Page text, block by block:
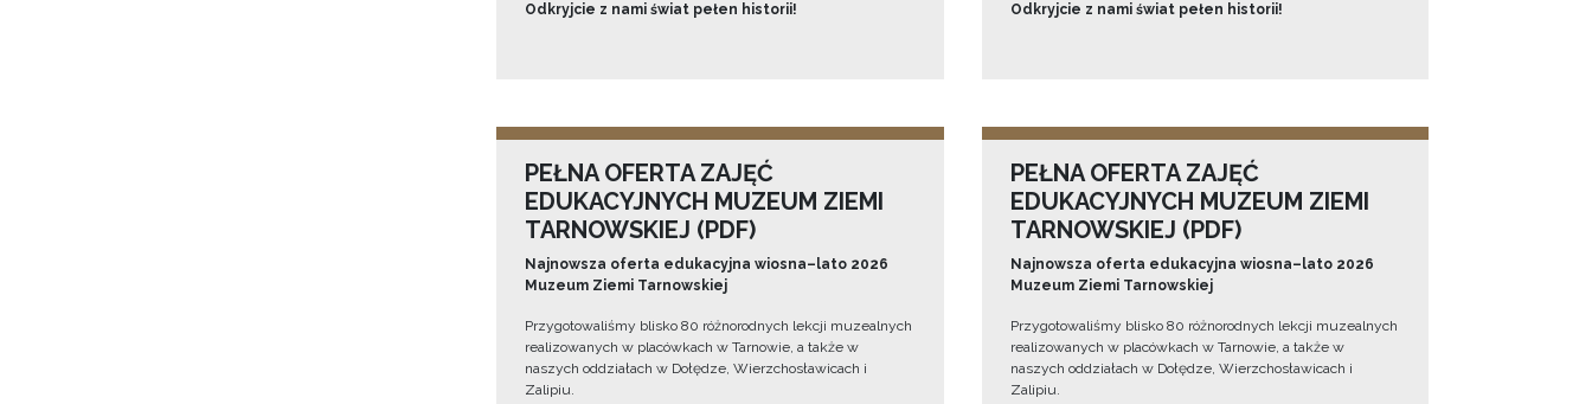
Odkryjcie z nami świat pełen historii! Odkryjcie z nami świat pełen historii!
PEŁNA OFERTA ZAJĘĆ
EDUKACYJNYCH MUZEUM ZIEMI
TARNOWSKIEJ (PDF)
Najnowsza oferta edukacyjna wiosna–lato 2026
Muzeum Ziemi Tarnowskiej
Przygotowaliśmy blisko 80 różnorodnych lekcji muzealnych
realizowanych w placówkach w Tarnowie, a także w
naszych oddziałach w Dołędze, Wierzchosławicach i
Zalipiu.
PEŁNA OFERTA ZAJĘĆ
EDUKACYJNYCH MUZEUM ZIEMI
TARNOWSKIEJ (PDF)
Najnowsza oferta edukacyjna wiosna–lato 2026
Muzeum Ziemi Tarnowskiej
Przygotowaliśmy blisko 80 różnorodnych lekcji muzealnych
realizowanych w placówkach w Tarnowie, a także w
naszych oddziałach w Dołędze, Wierzchosławicach i
Zalipiu.